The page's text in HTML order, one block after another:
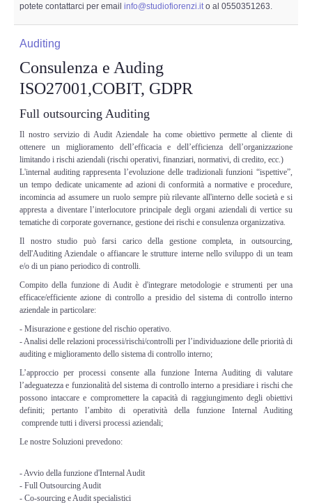
BC & DR
Data Breach
A & C
Privacy & GDPR
Resp. Amministrativa dlsg 231
Adempimenti Ecommerce
Tutela Copyright e Marchi
Auditing Aziendale
Programma Azienda Sicura
Assistenza Legale
INFO
potete contattarci per email info@studiofiorenzi.ito al 0550351263.
Auditing
Consulenza e Auding
ISO27001,COBIT, GDPR
Full outsourcing Auditing
Il nostro servizio di Audit Aziendale ha come obiettivo permette al cliente di
ottenere un miglioramento dell’efficacia e dell’efficienza dell’organizzazione
limitando i rischi aziendali (rischi operativi, finanziari, normativi, di credito, ecc.)
L'internal auditing rappresenta l’evoluzione delle tradizionali funzioni “ispettive”,
un tempo dedicate unicamente ad azioni di conformità a normative e procedure,
incomincia ad assumere un ruolo sempre più rilevante all'interno delle società e si
appresta a diventare l’interlocutore principale degli organi aziendali di vertice su
tematiche di corporate governance, gestione dei rischi e consulenza organizzativa.
Il nostro studio può farsi carico della gestione completa, in outsourcing,
dell'Auditing Aziendale o affiancare le strutture interne nello sviluppo di un team
e/o di un piano periodico di controlli.
Compito della funzione di Audit è d'integrare metodologie e strumenti per una
efficace/efficiente azione di controllo a presidio del sistema di controllo interno
aziendale in particolare:
- Misurazione e gestione del rischio operativo.
- Analisi delle relazioni processi/rischi/controlli per l’individuazione delle priorità di
auditing e miglioramento dello sistema di controllo interno;
L’approccio per processi consente alla funzione Interna Auditing di valutare
l’adeguatezza e funzionalità del sistema di controllo interno a presidiare i rischi che
possono intaccare e compromettere la capacità di raggiungimento degli obiettivi
definiti; pertanto l’ambito di operatività della funzione Internal Auditing
comprende tutti i diversi processi aziendali;
Le nostre Soluzioni prevedono:
- Avvio della funzione d'Internal Audit
- Full Outsourcing Audit
- Co-sourcing e Audit specialistici